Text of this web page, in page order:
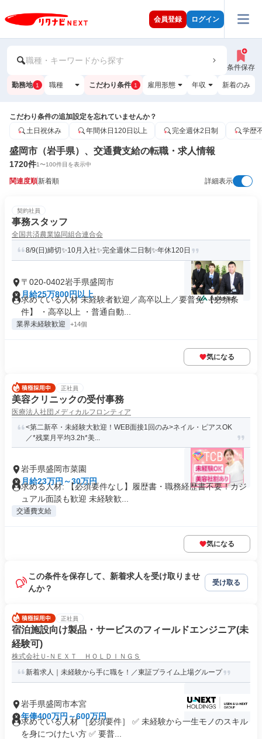
会員登録 ログイン
職種・キーワードから探す
条件保存
勤務地 1 職種 こだわり条件 1 雇用形態 年収 新着のみ
こだわり条件の追加設定を忘れていませんか？
土日祝休み
年間休日120日以上 完全週休2日制 学歴
盛岡市（岩手県）、交通費支給の転職・求人情報
1720件1〜100件目を表示中
関連度順新着順 詳細表示
契約社員
事務スタッフ
全国共済農業協同組合連合会
8/9(日)締切✨10月入社✨完全週休二日制✨年休120日
〒020-0402岩手県盛岡市
月給25万800円以上
求めている人材 未経験者歓迎／高卒以上／要普免 【必須条
件】 ・高卒以上 ・普通自動...
業界未経験歓迎 +14個
気になる
正社員
美容クリニックの受付事務
医療法人社団メディカルフロンティア
<第二新卒・未経験大歓迎！WEB面接1回のみ>ネイル・ピアスOK
／*残業月平均3.2h*美...
岩手県盛岡市菜園
月給23万円～30万円
求める人材: 【必須要件なし】履歴書・職務経歴書不要！カジ
ュアル面談も歓迎 未経験歓...
交通費支給
気になる
この条件を保存して、新着求人を受け取りませ
んか？
受け取る
正社員
宿泊施設向け製品・サービスのフィールドエンジニア(未
経験可)
株式会社Ｕ‐ＮＥＸＴ ＨＯＬＤＩＮＧＳ
新着求人｜未経験から手に職を！／東証プライム上場グループ
岩手県盛岡市本宮
年俸400万円～600万円
求めている人材 ［必須要件］ ✅ 未経験から一生モノのスキル
を身につけたい方 ✅ 要普...